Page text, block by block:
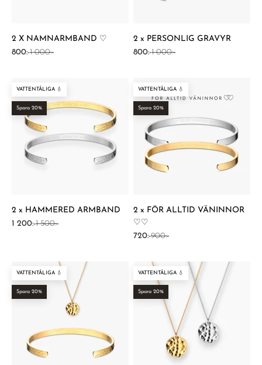
2 X NAMNARMBAND ♡
REA-pris
800:-Pris
1 000:-
2 x PERSONLIG GRAVYR
REA-pris
800:-Pris
1 000:-
VATTENTÅLIGA 💧
Spara 20%
2 x HAMMERED ARMBAND
REA-pris
1 200:-Pris
1 500:-
VATTENTÅLIGA 💧
Spara 20%
2 x FÖR ALLTID VÄNINNOR
♡♡
REA-pris
720:-Pris
900:-
VATTENTÅLIGA 💧
Spara 20%
VATTENTÅLIGA 💧
Spara 20%